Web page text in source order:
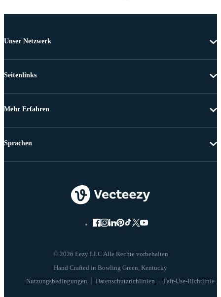
Unser Netzwerk
Seitenlinks
Mehr Erfahren
© 2026 Eezy LLC Alle Rechte vorbehalten
Nutzungsbedingungen Datenschutzrichlinien Fair-Use-Richtlinie
Sprachen